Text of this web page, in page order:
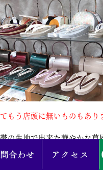
もう店頭に無いものもあり
の生地で出来た華やかな草
少ない振袖にはシンプルな
。